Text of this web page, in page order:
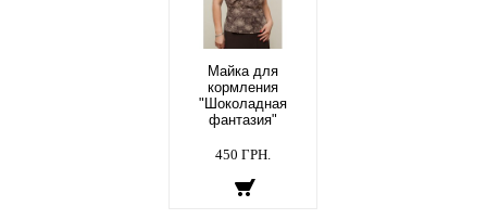
Майка для
кормления
"Шоколадная
фантазия"
450 ГРН.